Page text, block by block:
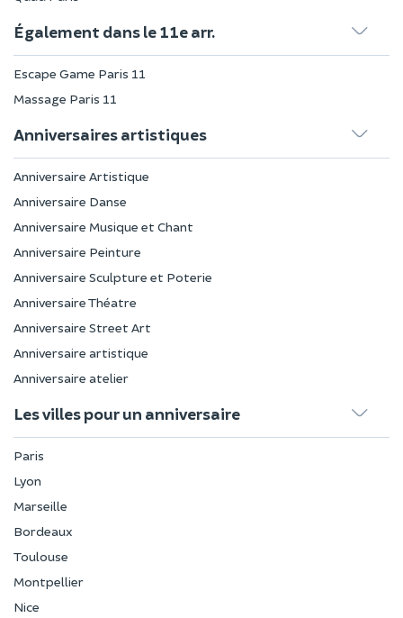
Également dans le 11e arr.
Escape Game Paris 11
Massage Paris 11
Anniversaires artistiques
Anniversaire Artistique
Anniversaire Danse
Anniversaire Musique et Chant
Anniversaire Peinture
Anniversaire Sculpture et Poterie
Anniversaire Théatre
Anniversaire Street Art
Anniversaire artistique
Anniversaire atelier
Les villes pour un anniversaire
Paris
Lyon
Marseille
Bordeaux
Toulouse
Montpellier
Nice